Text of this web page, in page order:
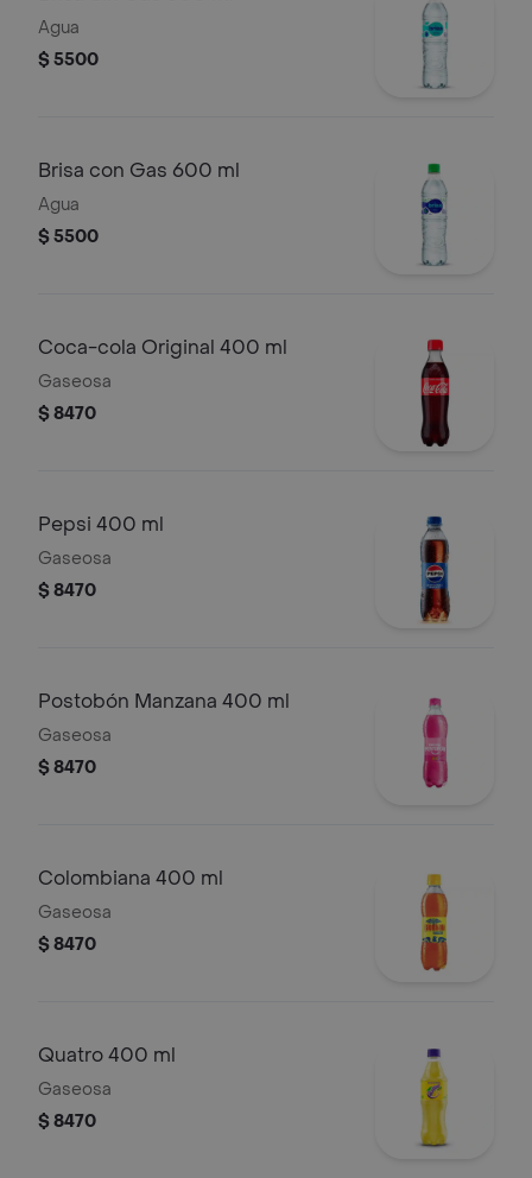
Agua
$ 5500
Brisa con Gas 600 ml
Agua
$ 5500
Coca-cola Original 400 ml
Gaseosa
$ 8470
Pepsi 400 ml
Gaseosa
$ 8470
Postobón Manzana 400 ml
Gaseosa
$ 8470
Colombiana 400 ml
Gaseosa
$ 8470
Quatro 400 ml
Gaseosa
$ 8470